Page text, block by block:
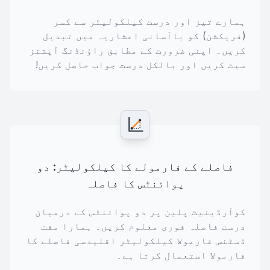
ہمارے تیز اور درست کیلکولیٹر سے کسر
(فریکشن) کو باآسانی اعشاریہ میں تبدیل
کریں۔ اپنی ضرورت کے مطابق راؤنڈنگ آپشنز
سیٹ کریں اور بالکل درست جواب حاصل کریں!
فاصلے کے فارمولے کا کیلکولیٹر: دو
پوائنٹس کا فاصلہ
کوآرڈینیٹ پلین پر دو پوائنٹس کے درمیان
درست فاصلہ فوری معلوم کریں۔ ہمارا مفت
ڈسٹنس فارمولا کیلکولیٹر اقلیدسی فاصلے کا
فارمولا استعمال کرتا ہے۔